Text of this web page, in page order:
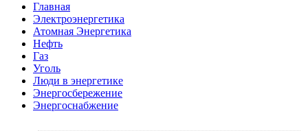
Главная
Электроэнергетика
Атомная Энергетика
Нефть
Газ
Уголь
Люди в энергетике
Энергосбережение
Энергоснабжение